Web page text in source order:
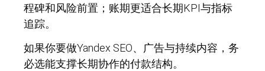
程碑和风险前置；账期更适合长期KPI与指标
追踪。
如果你要做Yandex SEO、广告与持续内容，务
必选能支撑长期协作的付款结构。